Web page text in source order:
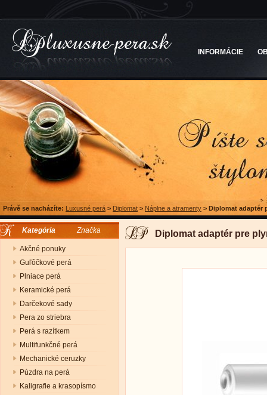
INFORMÁCIE
Právě se nacházíte: Luxusné perá > Diplomat > Náplne a atramenty > Diplomat adaptér
Kategória Značka
Akčné ponuky
Guľôčkové perá
Plniace perá
Keramické perá
Darčekové sady
Pera zo striebra
Perá s razítkem
Multifunkčné perá
Mechanické ceruzky
Púzdra na perá
Kaligrafie a krasopísmo
Diplomat adaptér pre